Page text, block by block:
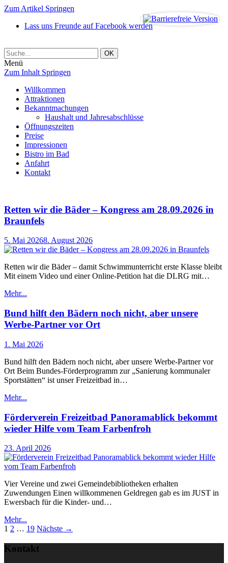
Zum Artikel Springen
Lass uns Freunde auf Facebook werden
Menü
Zum Inhalt Springen
Willkommen
Attraktionen
Bekanntmachungen
Haushalt und Jahresabschlüsse
Öffnungszeiten
Preise
Impressionen
Bistro im Bad
Anfahrt
Kontakt
Retten wir die Bäder – Kongress am 28.09.2026 in
Braunfels
5. Mai 20268. August 2026
Retten wir die Bäder – damit Schwimmunterricht erste Klasse bleibt
Mit einem Video und einer Online-Petition hat die DLRG mit…
Mehr...
Bund hilft den Bädern noch nicht, aber unsere
Werbe-Partner vor Ort
1. Mai 2026
Bund hilft den Bädern noch nicht, aber unsere Werbe-Partner vor
Ort Beim Bundes-Förderprogramm zur „Sanierung kommunaler
Sportstätten“ ist unser Freizeitbad in…
Mehr...
Förderverein Freizeitbad Panoramablick bekommt
wieder Hilfe vom Team Farbenfroh
23. April 2026
Vier Vereine und zwei Gemeindebibliotheken erhalten
Zuwendungen Einen willkommenen Geldregen gab es im JUST in
Ewersbach für die Kinder- und…
Mehr...
1 2 … 19 Nächste →
Kontakt